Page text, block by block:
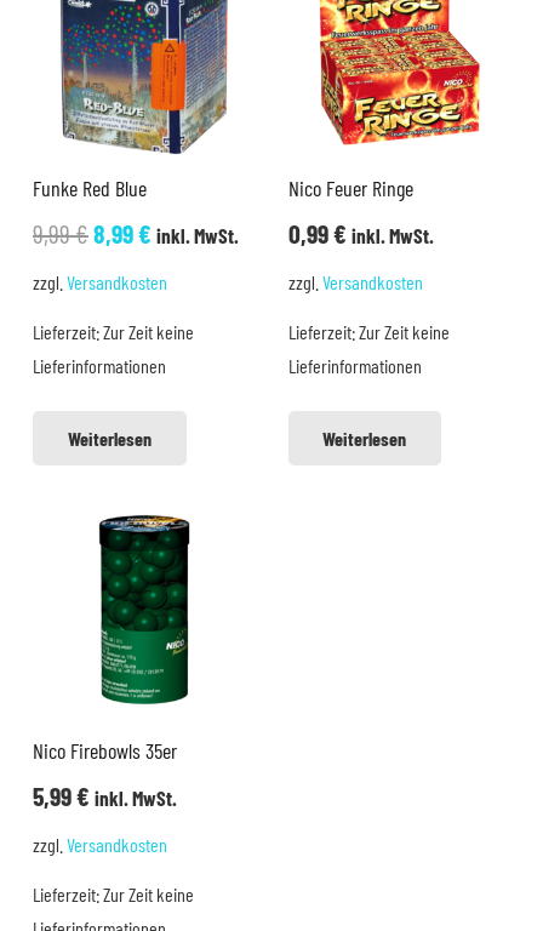
Funke Red Blue
9,99€Ursprünglicher
9,99 €
8,99€Aktueller
8,99 €.
inkl. MwSt.
zzgl. Versandkosten
Lieferzeit:Zur Zeit keine
Lieferinformationen
Weiterlesen
Nico Feuer Ringe
0,99€ inkl. MwSt.
zzgl. Versandkosten
Lieferzeit:Zur Zeit keine
Lieferinformationen
Weiterlesen
Nico Firebowls 35er
5,99€ inkl. MwSt.
zzgl. Versandkosten
Lieferzeit:Zur Zeit keine